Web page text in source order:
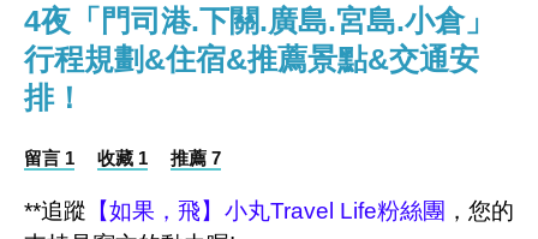
4夜「門司港.下關.廣島.宮島.小倉」
行程規劃&住宿&推薦景點&交通安
排！
留言 1 收藏 1 推薦 7
**追蹤 【如果，飛】小丸Travel Life粉絲團 ，您的